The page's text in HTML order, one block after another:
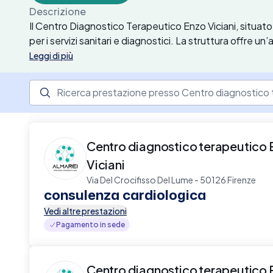
Descrizione
Il Centro Diagnostico Terapeutico Enzo Viciani,
per i servizi sanitari e diagnostici. La struttura offre
specialistiche, esami diagnostici e consulenze in
test genetici. La struttura si avvale di un team di
endocrinologia, psicologia, dietistica e osteopatia,
ogni paziente. Particolare attenzione è dedicata
Leggi di più
Ricerca prestazione presso il centro medico
Centro diagnostico terapeutico
Viciani
Via Del Crocifisso Del Lume - 50126 Firenze
consulenza cardiologica
Vedi altre prestazioni
Pagamento in sede
Centro diagnostico terapeutico